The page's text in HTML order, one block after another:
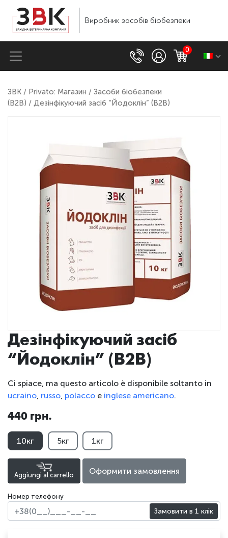
Виробник засобів біобезпеки
0
ЗВК / Privato: Магазин / Засоби біобезпеки
(B2B) / Дезінфікуючий засіб “Йодоклін” (B2B)
Дезінфікуючий засіб
“Йодоклін” (B2B)
Ci spiace, ma questo articolo è disponibile soltanto in
ucraino russo polacco e inglese americano.
440 грн.
10кг 5кг 1кг
Aggiungi al carrello Оформити замовлення
Номер телефону
Замовити в 1 клік